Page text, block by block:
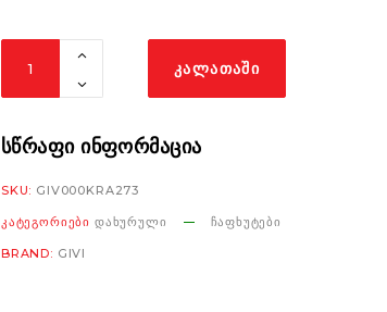
black/silver/titanium/fluo
matt
რაოდენობა
ᲙᲐᲚᲐᲗᲐᲨᲘ
ᲡᲬᲠᲐᲤᲘ ᲘᲜᲤᲝᲠᲛᲐᲪᲘᲐ
SKU: GIV000KRA273
ᲙᲐᲢᲔᲒᲝᲠᲘᲔᲑᲘ ᲓᲐᲮᲣᲠᲣᲚᲘ ᲩᲐᲤᲮᲣᲢᲔᲑᲘ
BRAND: GIVI